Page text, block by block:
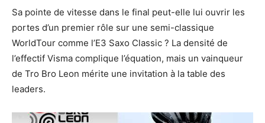
Sa pointe de vitesse dans le final peut-elle lui ouvrir les
portes d’un premier rôle sur une semi-classique
WorldTour comme l’E3 Saxo Classic ? La densité de
l’effectif Visma complique l’équation, mais un vainqueur
de Tro Bro Leon mérite une invitation à la table des
leaders.